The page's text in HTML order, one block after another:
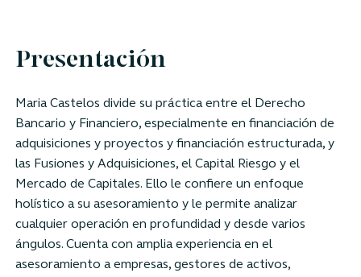
Presentación
Maria Castelos divide su práctica entre el Derecho
Bancario y Financiero, especialmente en financiación de
adquisiciones y proyectos y financiación estructurada, y
las Fusiones y Adquisiciones, el Capital Riesgo y el
Mercado de Capitales. Ello le confiere un enfoque
holístico a su asesoramiento y le permite analizar
cualquier operación en profundidad y desde varios
ángulos. Cuenta con amplia experiencia en el
asesoramiento a empresas, gestores de activos,